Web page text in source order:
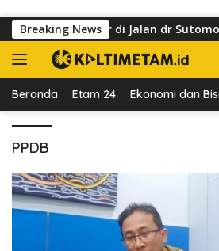
Breaking News
Kuasai Trotoar di Jalan dr
Beranda Etam 24 Ekonomi dan
PPDB